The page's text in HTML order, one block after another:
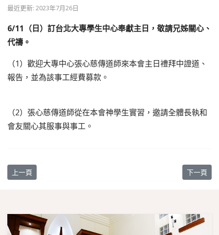
最近更新: 2023年7月26日
6/11（日）訂台北大專學生中心奉獻主日，敬請兄姊關心、
代禱。
（1）歡迎大專中心張心慈傳道師來本會主日禮拜中證道、
報告，並為該事工經費募款。
（2）張心慈傳道師從在本會神學生實習，邀請全體長執和
會友關心其服事與事工。
上一篇文章: 【教會消息】報名兒童主日學夏季學校
上一頁 下一篇文
下一頁